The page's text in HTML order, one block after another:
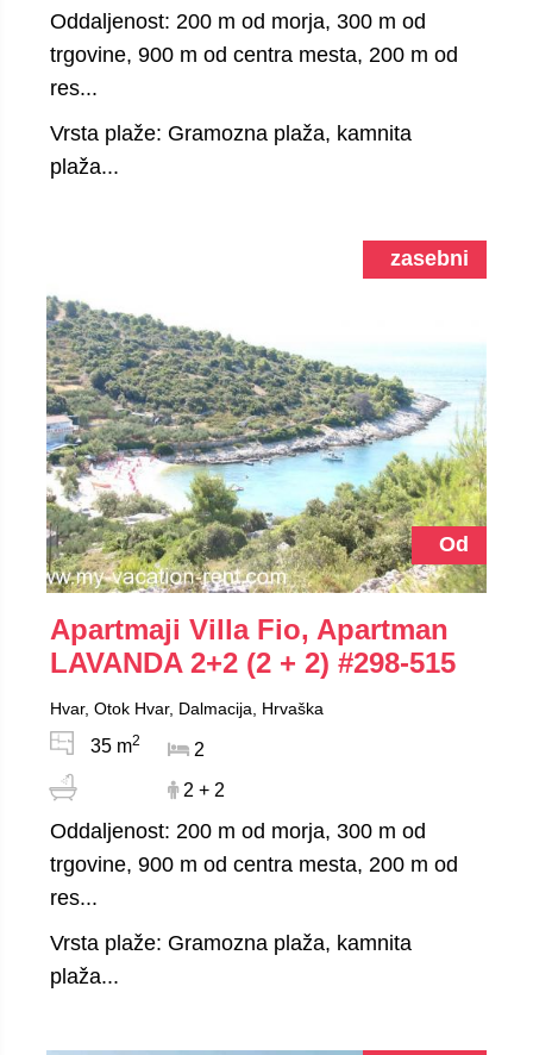
Oddaljenost: 200 m od morja, 300 m od
trgovine, 900 m od centra mesta, 200 m od
res...
Vrsta plaže: Gramozna plaža, kamnita
plaža...
Od
zasebni
Apartmaji Villa Fio, Apartman
LAVANDA 2+2 (2 + 2) #298-515
Hvar, Otok Hvar, Dalmacija, Hrvaška
35 m2
2
2 + 2
Oddaljenost: 200 m od morja, 300 m od
trgovine, 900 m od centra mesta, 200 m od
res...
Vrsta plaže: Gramozna plaža, kamnita
plaža...